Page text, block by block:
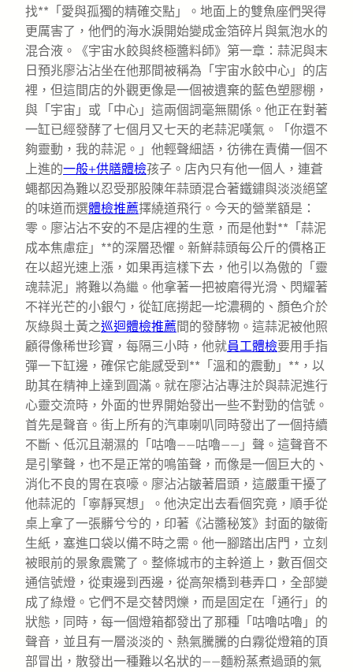
找**「愛與孤獨的精確交點」。地面上的雙魚座們哭得
更厲害了，他們的海水淚開始變成金箔碎片與氣泡水的
混合液。《宇宙水餃與終極醬料師》第一章：蒜泥與末
日預兆廖沾沾坐在他那間被稱為「宇宙水餃中心」的店
裡，但這間店的外觀更像是一個被遺棄的藍色塑膠棚，
與「宇宙」或「中心」這兩個詞毫無關係。他正在對著
一缸已經發酵了七個月又七天的老蒜泥嘆氣。「你還不
夠靈動，我的蒜泥。」他輕聲細語，彷彿在責備一個不
上進的一般+供膳體檢孩子。店內只有他一個人，連蒼
蠅都因為難以忍受那股陳年蒜頭混合著鐵鏽與淡淡絕望
的味道而選體檢推薦擇繞道飛行。今天的營業額是：
零。廖沾沾不安的不是店裡的生意，而是他對**「蒜泥
成本焦慮症」**的深層恐懼。新鮮蒜頭每公斤的價格正
在以超光速上漲，如果再這樣下去，他引以為傲的「靈
魂蒜泥」將難以為繼。他拿著一把被磨得光滑、閃耀著
不祥光芒的小銀勺，從缸底撈起一坨濃稠的、顏色介於
灰綠與土黃之巡迴體檢推薦間的發酵物。這蒜泥被他照
顧得像稀世珍寶，每隔三小時，他就員工體檢要用手指
彈一下缸邊，確保它能感受到**「溫和的震動」**，以
助其在精神上達到圓滿。就在廖沾沾專注於與蒜泥進行
心靈交流時，外面的世界開始發出一些不對勁的信號。
首先是聲音。街上所有的汽車喇叭同時發出了一個持續
不斷、低沉且潮濕的「咕嚕——咕嚕——」聲。這聲音不
是引擎聲，也不是正常的鳴笛聲，而像是一個巨大的、
消化不良的胃在哀嚎。廖沾沾皺著眉頭，這嚴重干擾了
他蒜泥的「寧靜冥想」。他決定出去看個究竟，順手從
桌上拿了一張髒兮兮的，印著《沾醬秘笈》封面的皺衛
生紙，塞進口袋以備不時之需。他一腳踏出店門，立刻
被眼前的景象震驚了。整條城市的主幹道上，數百個交
通信號燈，從東邊到西邊，從高架橋到巷弄口，全部變
成了綠燈。它們不是交替閃爍，而是固定在「通行」的
狀態，同時，每一個燈箱都發出了那種「咕嚕咕嚕」的
聲音，並且有一層淡淡的、熱氣騰騰的白霧從燈箱的頂
部冒出，散發出一種難以名狀的——麵粉蒸煮過頭的氣